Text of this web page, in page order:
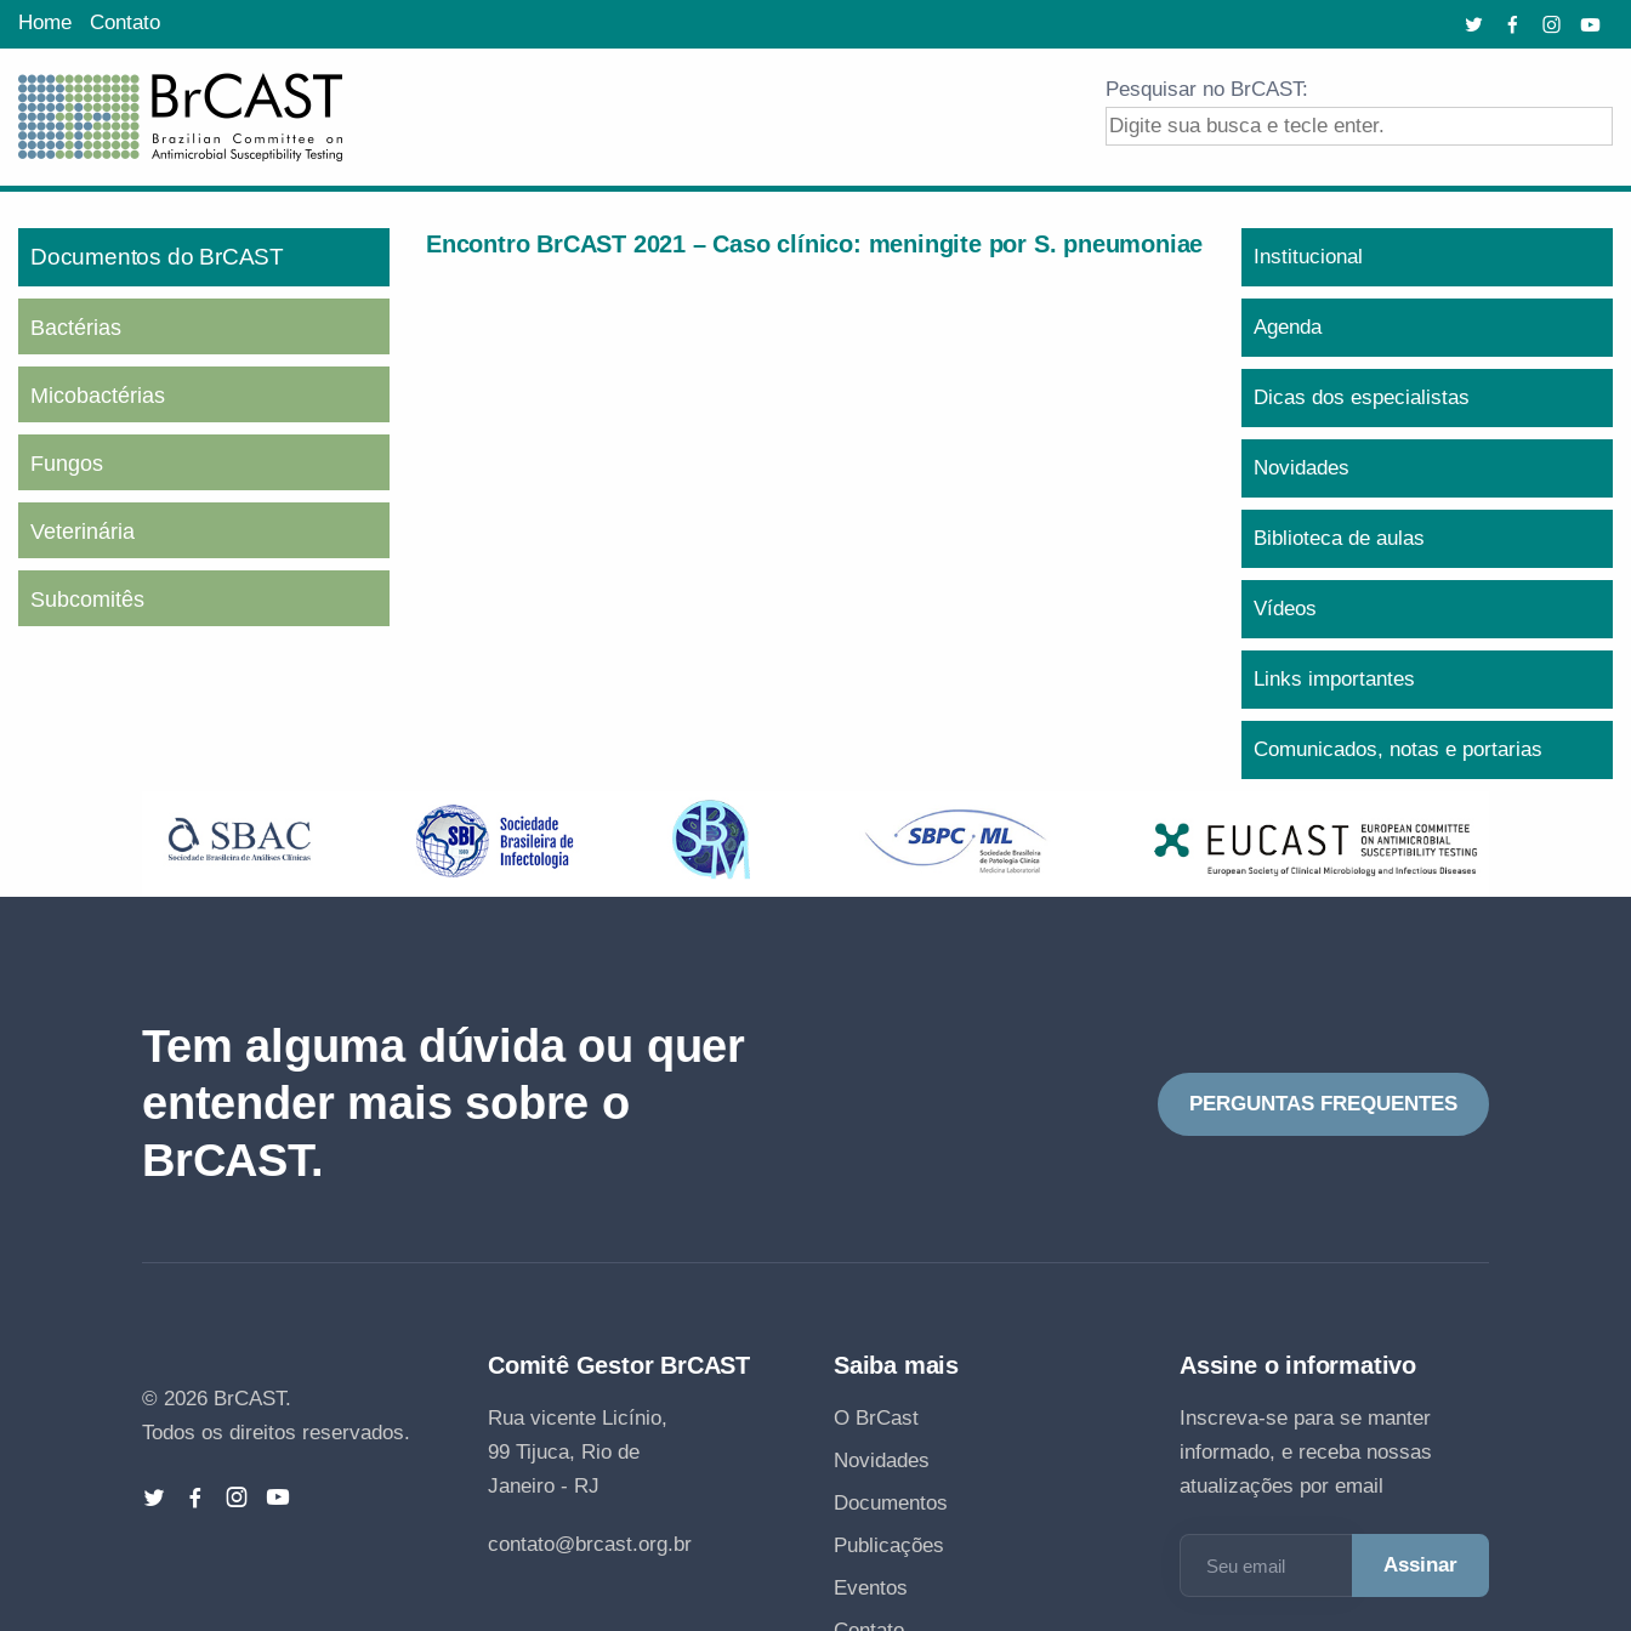
Home Contato
Pesquisar no BrCAST:
Documentos do BrCAST
Bactérias
Micobactérias
Fungos
Veterinária
Subcomitês
Encontro BrCAST 2021 – Caso clínico: meningite por S. pneumoniae Institucional
Agenda
Dicas dos especialistas
Novidades
Biblioteca de aulas
Vídeos
Links importantes
Comunicados, notas e portarias
Tem alguma dúvida ou quer
entender mais sobre o
BrCAST.
PERGUNTAS FREQUENTES
© 2026 BrCAST.
Todos os direitos reservados.
Comitê Gestor BrCAST
Rua vicente Licínio,
99 Tijuca, Rio de
Janeiro - RJ
contato@brcast.org.br
Saiba mais
O BrCast
Novidades
Documentos
Publicações
Eventos
Assine o informativo
Inscreva-se para se manter
informado, e receba nossas
atualizações por email
Seu email